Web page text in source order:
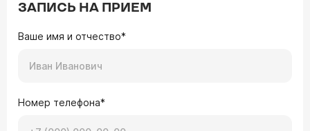
ЗАПИСЬ НА ПРИЕМ
Ваше имя и отчество*
Номер телефона*